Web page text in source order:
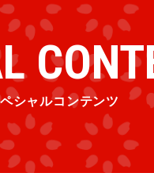
シャルコンテンツ